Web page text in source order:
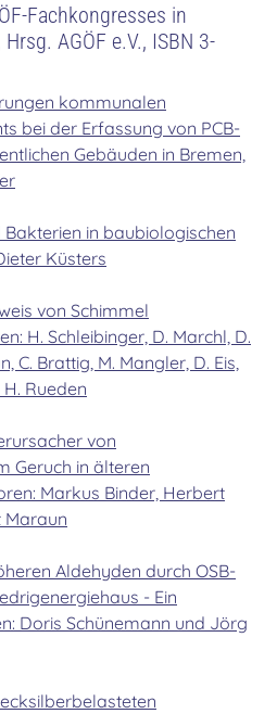
Fachkongresses in
AGÖF e.V., ISBN 3-
kommunalen
bei der Erfassung von PCB-
Gebäuden in Bremen,
in baubiologischen
Küsters
von Schimmel
H. Schleibinger, D. Marchl, D.
C. Brattig, M. Mangler, D. Eis,
Rueden
von
Geruch in älteren
Markus Binder, Herbert
Maraun
Aldehyden durch OSB-
- Ein
Doris Schünemann und Jörg